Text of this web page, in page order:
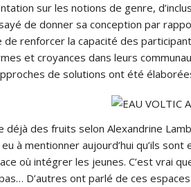
sur les notions de genre,
de donner sa conception par
de renforcer la capacité des
et croyances dans leurs
de solutions ont été
déjà des fruits selon Alexandrine
eu à mentionner aujourd’hui qu’ils
où intégrer les jeunes. C’est vrai
D’autres ont parlé de ces